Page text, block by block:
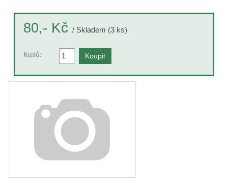
80,- Kč / Skladem (3 ks)
Kusů: